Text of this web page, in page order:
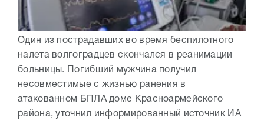
Один из пострадавших во время беспилотного
налета волгоградцев скончался в реанимации
больницы. Погибший мужчина получил
несовместимые с жизнью ранения в
атакованном БПЛА доме Красноармейского
района, уточнил информированный источник ИА